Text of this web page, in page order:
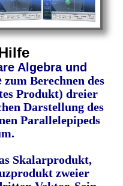
Algebra und
zum Berechnen des
Produkt) dreier
Darstellung des
Parallelepipeds
Skalarprodukt,
zweier